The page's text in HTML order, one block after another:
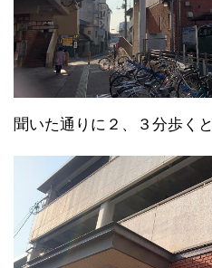
聞いた通りに２、３分歩くと